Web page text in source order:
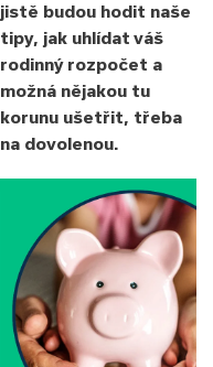
jistě budou hodit naše
tipy, jak uhlídat váš
rodinný rozpočet a
možná nějakou tu
korunu ušetřit, třeba
na dovolenou.